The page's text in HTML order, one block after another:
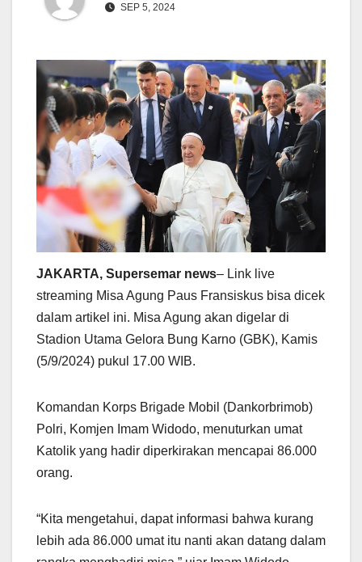
SEP 5, 2024
JAKARTA, Supersemar news– Link live
streaming Misa Agung Paus Fransiskus bisa dicek
dalam artikel ini. Misa Agung akan digelar di
Stadion Utama Gelora Bung Karno (GBK), Kamis
(5/9/2024) pukul 17.00 WIB.
Komandan Korps Brigade Mobil (Dankorbrimob)
Polri, Komjen Imam Widodo, menuturkan umat
Katolik yang hadir diperkirakan mencapai 86.000
orang.
“Kita mengetahui, dapat informasi bahwa kurang
lebih ada 86.000 umat itu nanti akan datang dalam